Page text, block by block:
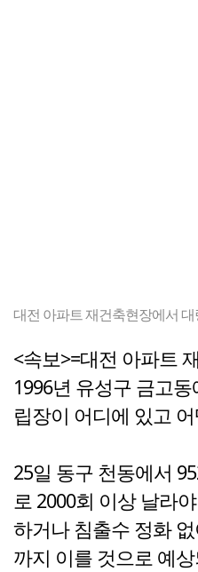
대전 아파트 재건축현장에서
<속보>=대전 아파트
1996년 유성구 금고
립장이 어디에 있고
25일 동구 천동에서
로 2000회 이상 날라
하거나 침출수 정화
까지 이를 것으로 예